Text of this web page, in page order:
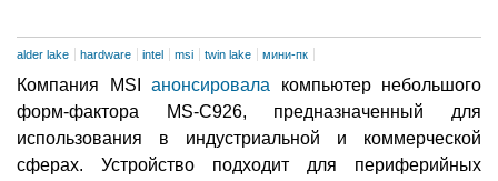
alder lake hardware intel msi twin lake мини-пк
Компания MSI анонсировала компьютер небольшого
форм-фактора MS-C926, предназначенный для
использования в индустриальной и коммерческой
сферах. Устройство подходит для периферийных